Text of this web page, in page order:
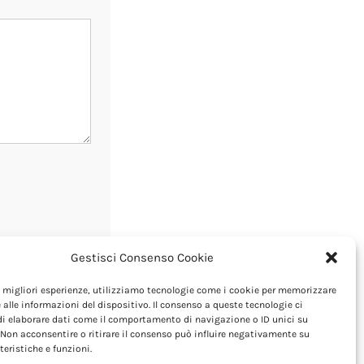
Gestisci Consenso Cookie
migliori esperienze, utilizziamo tecnologie come i cookie per memorizzare
alle informazioni del dispositivo. Il consenso a queste tecnologie ci
elaborare dati come il comportamento di navigazione o ID unici su
acconsentire o ritirare il consenso può influire negativamente su
e funzioni.